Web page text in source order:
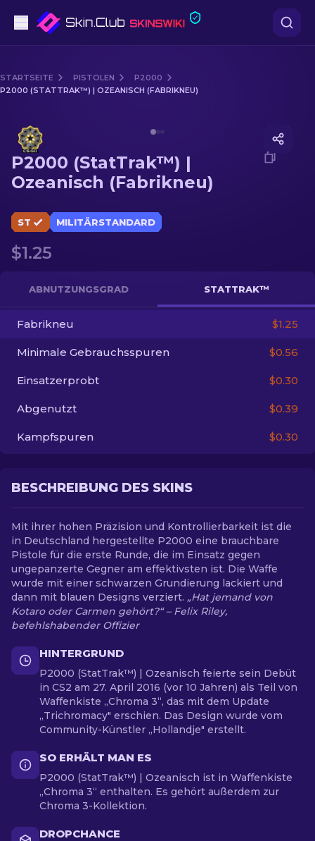
Mittelklasse
Gewehr
Scharfschützengewehr
Handschuh
DE
STARTSEITE PISTOLEN
P2000
P2000 (STATTRAK™) | OZEANISCH (FABRIKNEU)
P2000 (StatTrak™) |
Ozeanisch (Fabrikneu)
ST MILITÄRSTANDARD
$1.25
ABNUTZUNGSGRAD STATTRAK™
Fabrikneu $1.25
Minimale Gebrauchsspuren $0.56
Einsatzerprobt $0.30
Abgenutzt $0.39
Kampfspuren $0.30
BESCHREIBUNG DES SKINS
Mit ihrer hohen Präzision und Kontrollierbarkeit ist die
in Deutschland hergestellte P2000 eine brauchbare
Pistole für die erste Runde, die im Einsatz gegen
ungepanzerte Gegner am effektivsten ist. Die Waffe
wurde mit einer schwarzen Grundierung lackiert und
dann mit blauen Designs verziert. „Hat jemand von
Kotaro oder Carmen gehört?“ – Felix Riley,
befehlshabender Offizier
HINTERGRUND
P2000 (StatTrak™) | Ozeanisch feierte sein Debüt
in CS2 am 27. April 2016 (vor 10 Jahren) als Teil von
Waffenkiste „Chroma 3“, das mit dem Update
„Trichromacy" erschien. Das Design wurde vom
Community-Künstler „Hollandje" erstellt.
SO ERHÄLT MAN ES
P2000 (StatTrak™) | Ozeanisch ist in Waffenkiste
„Chroma 3“ enthalten. Es gehört außerdem zur
Chroma 3-Kollektion.
DROPCHANCE